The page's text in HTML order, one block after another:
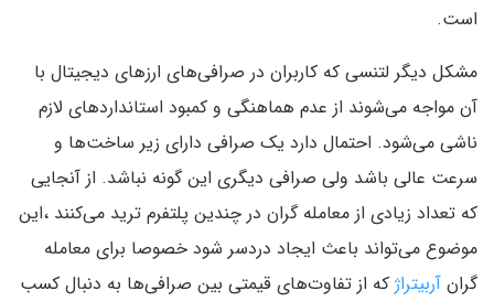
است.
مشکل دیگر لتنسی که کاربران در صرافی‌های ارزهای دیجیتال با
آن مواجه می‌شوند از عدم هماهنگی و کمبود استانداردهای لازم
ناشی می‌شود. احتمال دارد یک صرافی دارای زیر ساخت‌ها و
سرعت عالی باشد ولی صرافی دیگری این گونه نباشد. از آنجایی
که تعداد زیادی از معامله گران در چندین پلتفرم ترید می‌کنند ،این
موضوع می‌تواند باعث ایجاد دردسر ‌شود خصوصا برای معامله
گران آربیتراژ که از تفاوت‌های قیمتی بین صرافی‌ها به دنبال کسب